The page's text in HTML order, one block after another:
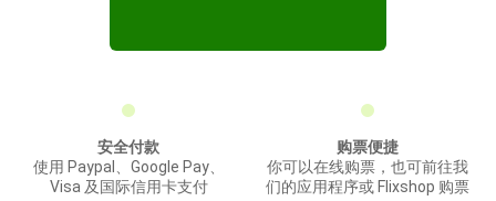
安全付款
使用 Paypal、Google Pay、
Visa 及国际信用卡支付
购票便捷
你可以在线购票，也可前往我
们的应用程序或 Flixshop 购票